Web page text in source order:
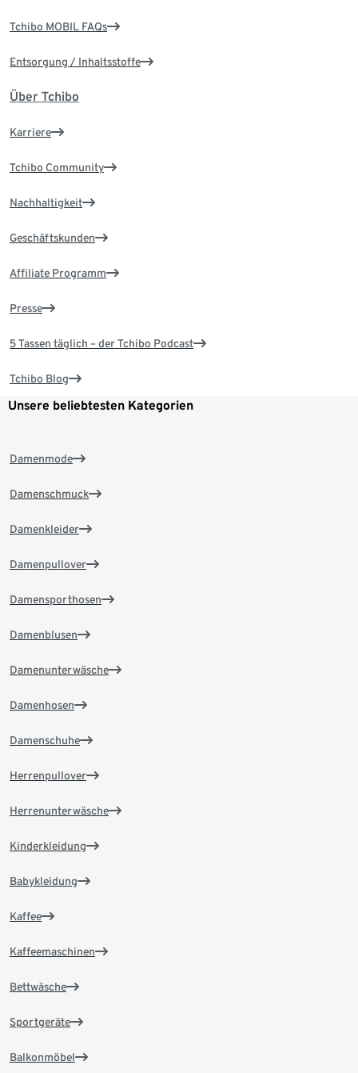
Tchibo MOBIL FAQs
Entsorgung / Inhaltsstoffe
Über Tchibo
Karriere
Tchibo Community
Nachhaltigkeit
Geschäftskunden
Affiliate Programm
Presse
5 Tassen täglich – der Tchibo Podcast
Tchibo Blog
Unsere beliebtesten Kategorien
Damenmode
Damenschmuck
Damenkleider
Damenpullover
Damensporthosen
Damenblusen
Damenunterwäsche
Damenhosen
Damenschuhe
Herrenpullover
Herrenunterwäsche
Kinderkleidung
Babykleidung
Kaffee
Kaffeemaschinen
Bettwäsche
Sportgeräte
Balkonmöbel